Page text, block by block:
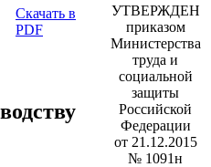
Скачать в
PDF
УТВЕРЖДЕН
приказом
Министерства
труда и
социальной
защиты
Российской
Федерации
от 21.12.2015
№ 1091н